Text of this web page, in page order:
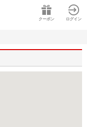
クーポン ログイン